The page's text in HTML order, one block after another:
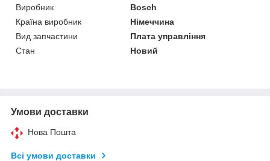
Виробник
Bosch
Країна виробник
Німеччина
Вид запчастини
Плата управління
Стан
Новий
Умови доставки
Нова Пошта
Всі умови доставки